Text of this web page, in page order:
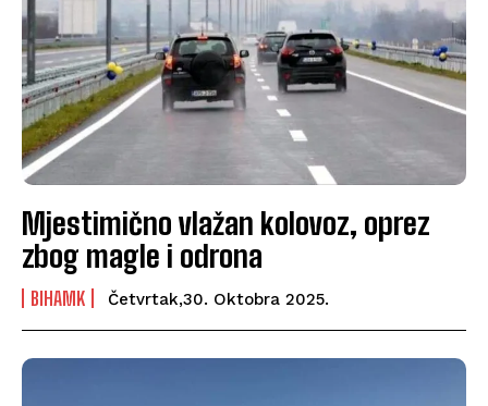
Mjestimično vlažan kolovoz, oprez
zbog magle i odrona
BIHAMK Četvrtak,30. Oktobra 2025.